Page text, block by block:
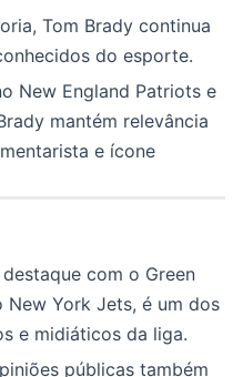
Tom Brady continua
do esporte.
New England Patriots e
mantém relevância
e ícone
com o Green
New York Jets, é um dos
e midiáticos da liga.
públicas também